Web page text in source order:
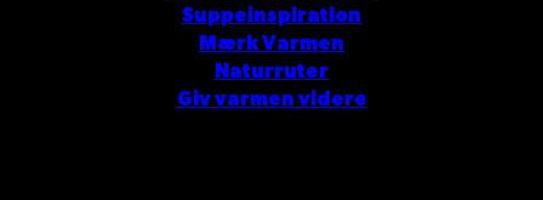
Suppeinspiration
Mærk Varmen
Naturruter
Giv varmen videre